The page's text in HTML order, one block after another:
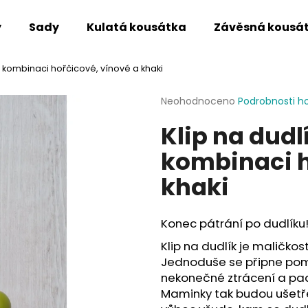
Sady Kulatá kousátka Závěsná
hořčicové, vínové a khaki
Průměrné
produktu
je
0,0
5
hvězdiček.
Neohodnoceno Podrobnosti
Klip na
kombinaci
khaki
Konec pátrání po dudlíku!
Klip na dudlík je
Jednoduše se připne
nekonečné ztrácení a
Maminky tak budou
Co potřebujete najít?
HLEDAT
Doporučujeme